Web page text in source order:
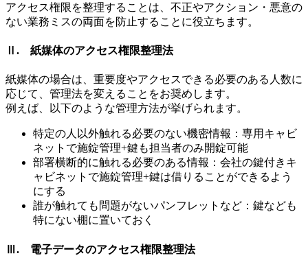
アクセス権限を整理することは、不正やアクション・悪意の
ない業務ミスの両面を防止することに役立ちます。
Ⅱ. 紙媒体のアクセス権限整理法
紙媒体の場合は、重要度やアクセスできる必要のある人数に
応じて、管理法を変えることをお奨めします。
例えば、以下のような管理方法が挙げられます。
特定の人以外触れる必要のない機密情報：専用キャビ
ネットで施錠管理+鍵も担当者のみ開錠可能
部署横断的に触れる必要のある情報：会社の鍵付きキ
ャビネットで施錠管理+鍵は借りることができるよう
にする
誰が触れても問題がないパンフレットなど：鍵なども
特にない棚に置いておく
Ⅲ. 電子データのアクセス権限整理法